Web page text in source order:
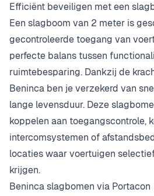
Efficiënt beveiligen met een
Een slagboom van 2 meter is
gecontroleerde toegang van
perfecte balans tussen
ruimtebesparing. Dankzij de
Beninca ben je verzekerd van
lange levensduur. Deze
koppelen aan toegangscontrole,
intercomsystemen of
locaties waar voertuigen
krijgen.
Beninca slagbomen via Portacon